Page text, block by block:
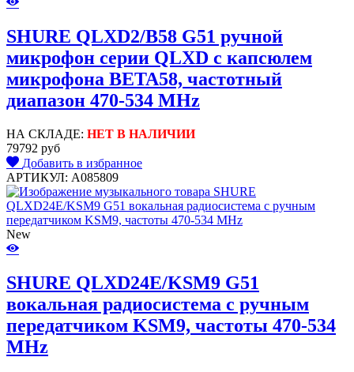
SHURE QLXD2/B58 G51 ручной
микрофон серии QLXD с капсюлем
микрофона BETA58, частотный
диапазон 470-534 MHz
НА СКЛАДЕ: НЕТ В НАЛИЧИИ
79792 руб
Добавить в избранное
АРТИКУЛ: A085809
New
SHURE QLXD24E/KSM9 G51
вокальная радиосистема с ручным
передатчиком KSM9, частоты 470-534
MHz